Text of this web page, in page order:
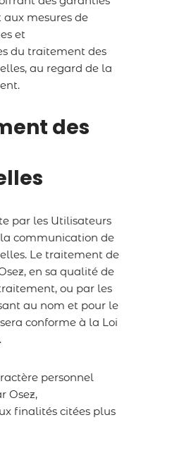
mesures de
et
du traitement des
au regard de la
des
par les Utilisateurs
communication de
Le traitement de
en sa qualité de
ou par les
au nom et pour le
conforme à la Loi
personnel
Osez,
finalités citées plus